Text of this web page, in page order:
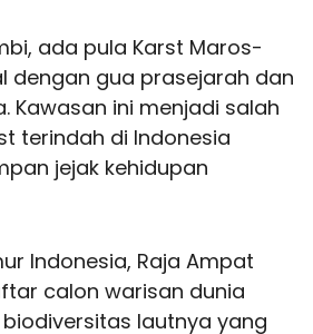
ada pula Karst Maros-
dengan gua prasejarah dan
Kawasan ini menjadi salah
terindah di Indonesia
jejak kehidupan
Indonesia, Raja Ampat
calon warisan dunia
lautnya yang